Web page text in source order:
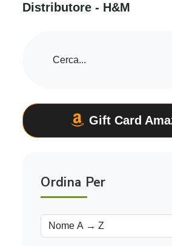
Distri butore - H&M
Gift Card
Ordina Per